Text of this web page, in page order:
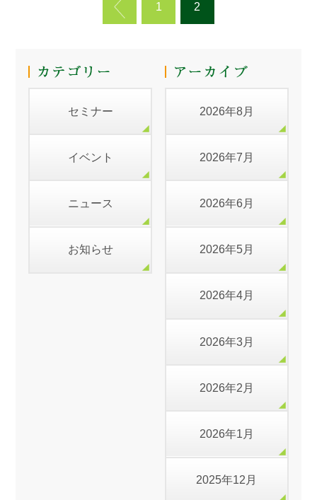
1 2
セミナー
イベント
ニュース
お知らせ
2026年8月
2026年7月
2026年6月
2026年5月
2026年4月
2026年3月
2026年2月
2026年1月
2025年12月